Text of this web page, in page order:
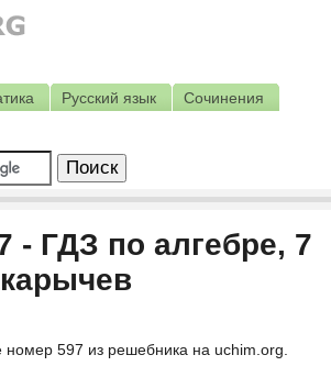
Русский язык
Сочинения
- ГДЗ по алгебре, 7
номер 597 из решебника на uchim.org.